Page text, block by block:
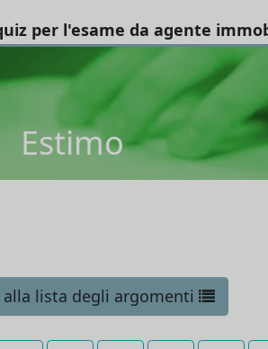
per l'esame da agente
Estimo
alla lista degli argomenti